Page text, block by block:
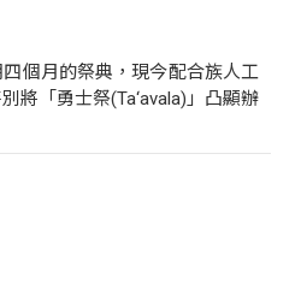
個月的祭典，現今配合族人工
將「勇士祭(Ta‘avala)」凸顯辦